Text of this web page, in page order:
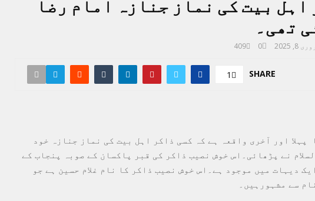
اہل بیت کی نماز جنازہ امام رضا
تھی۔
8, 2025
0
409
SHARE
1
پہلا اور آخری واقعہ ہے کہ کسی ذاکر اہل بیت کی نماز جنازہ خود
نے پڑھائی۔اس خوش نصیب ذاکر کی قبر پاکسان کے صوبہ پنجاب کے
دیہات میں موجود ہے۔اس خوش نصیب ذاکر کا نام غلام حسین ہے جو
سے مشہورہیں۔